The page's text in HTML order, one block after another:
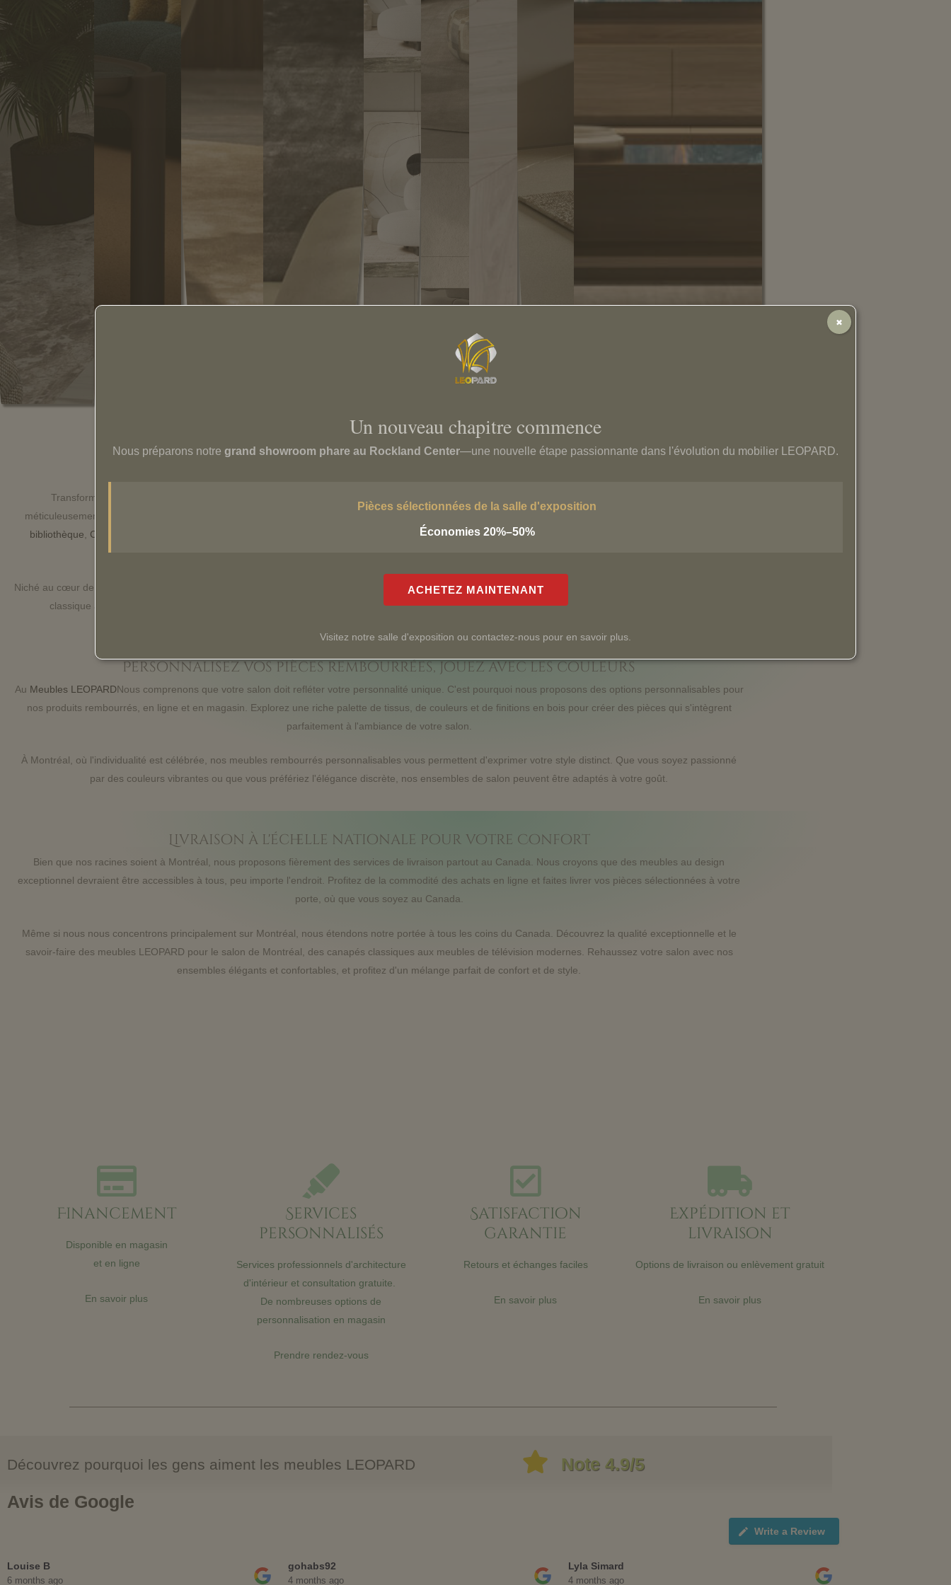
Transformez votre salon en un havre de confort et de style avec la gamme exclusive de meubles de salon de LEOPARD Furniture. Notre collection
méticuleusement sélectionnée comprend
tables basses
bibliothèque
Canapés sectionnels
et des canapés avec mécanismes, tous conçus pour inspirer des espaces de vie exceptionnels à Montréal et
Niché au cœur de Montréal, notre showroom est un trésor d'essentiels pour le salon qui répond à une gamme variée de goûts et de préférences. Du confortable et
classique au moderne et épuré, nos ensembles de meubles de salon créent le cadre idéal pour des moments mémorables et des rassemblements.
Personnalisez vos pièces rembourrées, jouez avec les couleurs
Au Meubles LEOPARDNous comprenons que votre salon doit refléter votre personnalité unique. C'est pourquoi nous proposons des options personnalisables pour
nos produits rembourrés, en ligne et en magasin. Explorez une riche palette de tissus, de couleurs et de finitions en bois pour créer des pièces qui s'intègrent
parfaitement à l'ambiance de votre salon.
À Montréal, où l'individualité est célébrée, nos meubles rembourrés personnalisables vous permettent d'exprimer votre style distinct. Que vous soyez passionné
par des couleurs vibrantes ou que vous préfériez l'élégance discrète, nos ensembles de salon peuvent être adaptés à votre goût.
Livraison à l'échelle nationale pour votre Confort
Bien que nos racines soient à Montréal, nous proposons fièrement des services de livraison partout au Canada. Nous croyons que des meubles au design
exceptionnel devraient être accessibles à tous, peu importe l'endroit. Profitez de la commodité des achats en ligne et faites livrer vos pièces sélectionnées à votre
porte, où que vous soyez au Canada.
Même si nous nous concentrons principalement sur Montréal, nous étendons notre portée à tous les coins du Canada. Découvrez la qualité exceptionnelle et le
savoir-faire des meubles LEOPARD pour le salon de Montréal, des canapés classiques aux meubles de télévision modernes. Rehaussez votre salon avec nos
ensembles élégants et confortables, et profitez d'un mélange parfait de confort et de style.
Financement
Disponible en magasin
et en ligne
En savoir plus
Services
personnalisés
Services professionnels d'architecture
d'intérieur et consultation gratuite.
De nombreuses options de
personnalisation en magasin
Prendre rendez-vous
Satisfaction
garantie
Retours et échanges faciles
En savoir plus
Expédition et
livraison
Options de livraison ou enlèvement gratuit
En savoir plus
Découvrez pourquoi les gens aiment les meubles LEOPARD
Note 4.9/5
Avis de Google
Write a Review
Louise B
6 months ago
gohabs92
4 months ago
Lyla Simard
4 months ago
Un nouveau chapitre commence
Nous préparons notre grand showroom phare au Rockland Center—une nouvelle étape passionnante dans l'évolution du mobilier LEOPARD.
Pièces sélectionnées de la salle d'exposition
Économies 20%–50%
ACHETEZ MAINTENANT
Visitez notre salle d'exposition ou contactez-nous pour en savoir plus.
✖